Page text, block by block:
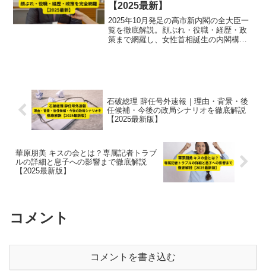
【2025最新】
2025年10月発足の高市新内閣の全大臣一
覧を徹底解説。顔ぶれ・役職・経歴・政
策まで網羅し、女性首相誕生の内閣構成
石破総理 辞任号外速報｜理由・背景・後
任候補・今後の政局シナリオを徹底解説
【2025最新版】
華原朋美 キスの会とは？専属記者トラブ
ルの詳細と息子への影響まで徹底解説
【2025最新版】
コメント
コメントを書き込む